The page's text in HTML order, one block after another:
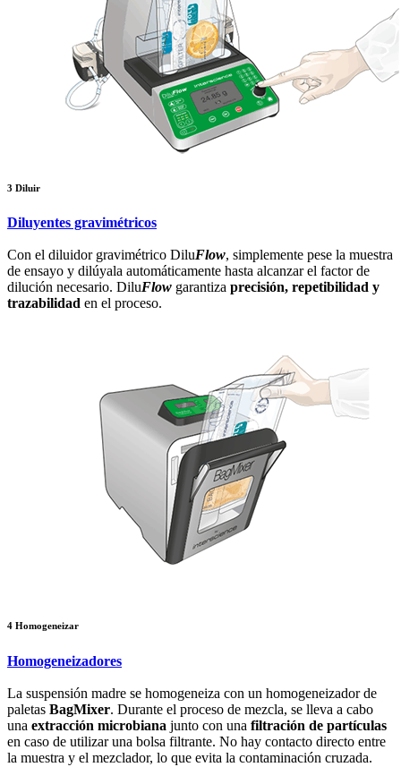
3 Diluir
Diluyentes gravimétricos
Con el diluidor gravimétrico DiluFlow, simplemente pese la muestra
de ensayo y dilúyala automáticamente hasta alcanzar el factor de
dilución necesario. DiluFlow garantiza precisión, repetibilidad y
trazabilidad en el proceso.
4 Homogeneizar
Homogeneizadores
La suspensión madre se homogeneiza con un homogeneizador de
paletas BagMixer. Durante el proceso de mezcla, se lleva a cabo
una extracción microbiana junto con una filtración de partículas
en caso de utilizar una bolsa filtrante. No hay contacto directo entre
la muestra y el mezclador, lo que evita la contaminación cruzada.